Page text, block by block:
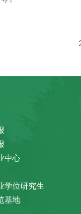
中心
学位研究生
基地